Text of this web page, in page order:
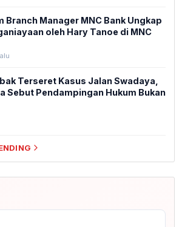
Branch Manager MNC Bank Ungkap
oleh Hary Tanoe di MNC
Terseret Kasus Jalan Swadaya,
Sebut Pendampingan Hukum Bukan